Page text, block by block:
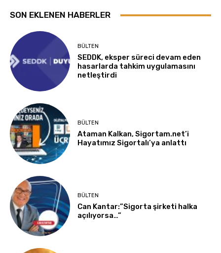
SON EKLENEN HABERLER
BÜLTEN
SEDDK, eksper süreci devam eden
hasarlarda tahkim uygulamasını
netleştirdi
BÜLTEN
Ataman Kalkan, Sigortam.net’i
Hayatımız Sigortalı’ya anlattı
BÜLTEN
Can Kantar:”Sigorta şirketi halka
açılıyorsa…”